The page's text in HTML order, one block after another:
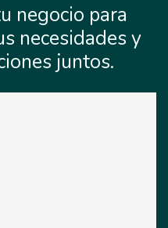
negocio para
necesidades y
juntos.